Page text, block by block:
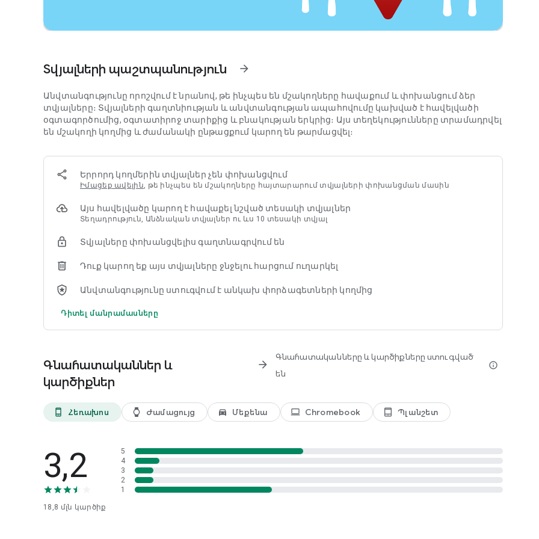
Բացահայտեք և ուսումնասիրեք տեղացիների նման.
• Խուսափեք ամբոխից՝ տեսնելով, թե որքան զբաղված է վայրը մինչ այնտեղ հասնելը
• Օգտագործեք Ոսպնյակը Քարտեզներում՝ տեսնելու քայլելու ուղղությունները իրական աշխարհի
վրա
• Զտել ռեստորանները ըստ խոհանոցի, ժամերի, գնի, վարկանիշի և այլն
• Հարցեր տվեք մի վայրի մասին՝ սպասքից մինչև կայանատեղի, և ստացեք արագ պատասխաններ
Ավելացրեք սալիկներ և բարդություններ ձեր Wear OS սարքին՝ արագ որոնելու և նավարկելու համար:
Նավիգացիան նախատեսված չէ մեծ չափերի կամ շտապ օգնության մեքենաների համար
օգտագործելու համար
Տվյալների պաշտպանություն arrow_forward
Անվտանգությունը որոշվում է նրանով, թե ինչպես են մշակողները հավաքում և փոխանցում ձեր
տվյալները։ Տվյալների գաղտնիության և անվտանգության ապահովումը կախված է հավելվածի
օգտագործումից, օգտատիրոջ տարիքից և բնակության երկրից։ Այս տեղեկությունները տրամադրվել
են մշակողի կողմից և ժամանակի ընթացքում կարող են թարմացվել։
Երրորդ կողմերին տվյալներ չեն փոխանցվում
Իմացեք ավելին , թե ինչպես են մշակողները հայտարարում տվյալների փոխանցման մասին
Այս հավելվածը կարող է հավաքել նշված տեսակի տվյալներ
Տեղադրություն, Անձնական տվյալներ ու ևս 10 տեսակի տվյալ
Տվյալները փոխանցվելիս գաղտնագրվում են
Դուք կարող եք այս տվյալները ջնջելու հարցում ուղարկել
Անվտանգությունը ստուգվում է անկախ փորձագետների կողմից
Դիտել մանրամասները
Գնահատականներ և
կարծիքներ
arrow_forward
Գնահատականները և կարծիքները ստուգված
են
info_outline
phone_android Հեռախոս watch Ժամացույց directions_car_filled Մեքենա laptop Chromebook tablet_android Պլանշետ
3,2
18,8 մլն կարծիք
5
4
3
2
1